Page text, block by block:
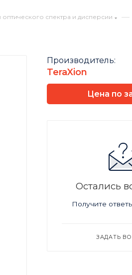
спектра и дисперсии —
Производитель:
TeraXion
Цена по
Остались
Получите
ЗАДАТЬ